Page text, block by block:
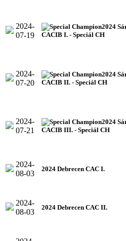
2024-
07-19
2024
CACIB I. - Speciál CH
2024-
07-20
2024
CACIB II. - Speciál CH
2024-
07-21
2024
CACIB III. - Speciál CH
2024-
08-03
2024 Debrecen CAC I.
2024-
08-03
2024 Debrecen CAC II.